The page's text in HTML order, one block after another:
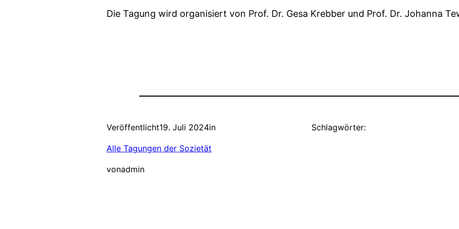
Die Tagung wird organisiert von Prof. Dr. Gesa Krebber und Prof. Dr. Johanna
Veröffentlicht19. Juli 2024in
Alle Tagungen der Sozietät
vonadmin
Schlagwörter: